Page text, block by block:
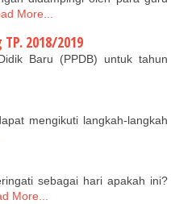
More...
2018/2019
Baru (PPDB) untuk tahun
mengikuti langkah-langkah
sebagai hari apakah ini?
More...